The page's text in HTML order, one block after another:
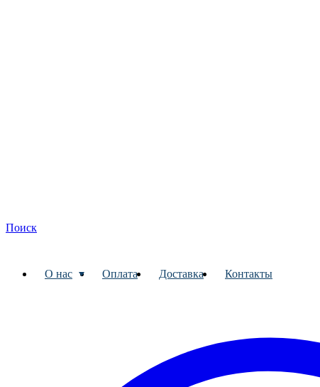
Поиск
О нас Оплата Доставка Контакты